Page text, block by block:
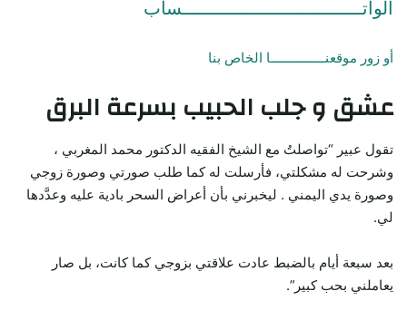
الواتـــــــــــــــــــــــــــــــــساب
أو زور موقعنـــــــــــــــا الخاص بنا
عشق و جلب الحبيب بسرعة البرق
تقول عبير “تواصلتُ مع الشيخ الفقيه الدكتور محمد المغربي ،
وشرحت له مشكلتي، فأرسلت له كما طلب صورتي وصورة زوجي
وصورة يدي اليمني . ليخبرني بأن أعراض السحر بادية عليه وعدَّدها
لي.
بعد سبعة أيام بالضبط عادت علاقتي بزوجي كما كانت، بل صار
يعاملني بحب كبير”.